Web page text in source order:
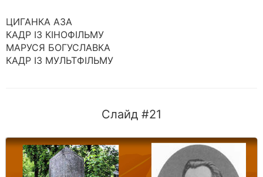
ЦИГАНКА АЗА
КАДР ІЗ КІНОФІЛЬМУ
МАРУСЯ БОГУСЛАВКА
КАДР ІЗ МУЛЬТФІЛЬМУ
Слайд #21